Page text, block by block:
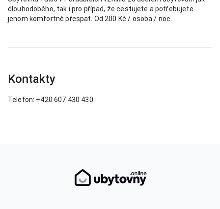
dlouhodobého, tak i pro případ, že cestujete a potřebujete
jenom komfortně přespat. Od 200 Kč / osoba / noc.
Kontakty
Telefon: +420 607 430 430